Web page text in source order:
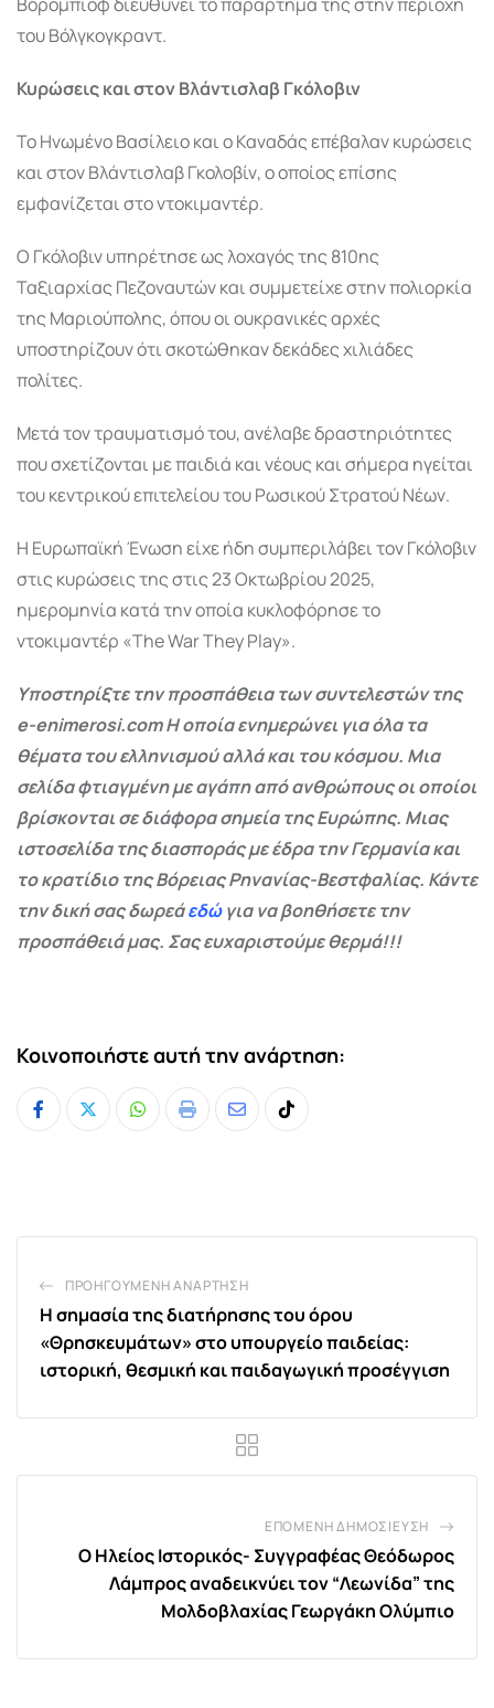
του Βόλγκογκραντ.
Κυρώσεις και στον Βλάντισλαβ Γκόλοβιν
Το Ηνωμένο Βασίλειο και ο Καναδάς επέβαλαν κυρώσεις
και στονΒλάντισλαβ Γκολοβίν, ο οποίος επίσης
εμφανίζεται στο ντοκιμαντέρ.
Ο Γκόλοβιν υπηρέτησε ως λοχαγός της 810ης
Ταξιαρχίας Πεζοναυτών και συμμετείχε στην πολιορκία
της Μαριούπολης, όπου οι ουκρανικές αρχές
υποστηρίζουν ότι σκοτώθηκαν δεκάδες χιλιάδες
πολίτες.
Μετά τον τραυματισμό του, ανέλαβε δραστηριότητες
που σχετίζονται με παιδιά και νέους και σήμερα ηγείται
του κεντρικού επιτελείου του Ρωσικού Στρατού Νέων.
Η Ευρωπαϊκή Ένωση είχε ήδη συμπεριλάβει τον Γκόλοβιν
στις κυρώσεις της στις 23 Οκτωβρίου 2025,
ημερομηνία κατά την οποία κυκλοφόρησε το
ντοκιμαντέρ «The War They Play».
Υποστηρίξτε την προσπάθεια των συντελεστών της
e-enimerosi.com Η οποία ενημερώνει για όλα τα
θέματα του ελληνισμού αλλά και του κόσμου. Μια
σελίδα φτιαγμένη με αγάπη από ανθρώπους οι οποίοι
βρίσκονται σε διάφορα σημεία της Ευρώπης. Μιας
ιστοσελίδα της διασποράς με έδρα την Γερμανία και
το κρατίδιο της Βόρειας Ρηνανίας-Βεστφαλίας. Κάντε
την δική σας δωρεάεδώγια να βοηθήσετε την
προσπάθειά μας. Σας ευχαριστούμε θερμά!!!
Κοινοποιήστε αυτή την ανάρτηση:
Whatsapp
Print
ShareTiktok
ΠΡΟΗΓΟΎΜΕΝΗ ΑΝΆΡΤΗΣΗ
Η σημασία της διατήρησης του όρου
«Θρησκευμάτων» στο υπουργείο παιδείας:
ιστορική, θεσμική και παιδαγωγική προσέγγιση
ΕΠΌΜΕΝΗ ΔΗΜΟΣΊΕΥΣΗ
O Ηλείος Ιστορικός- Συγγραφέας Θεόδωρος
Λάμπρος αναδεικνύει τον “Λεωνίδα” της
Μολδοβλαχίας Γεωργάκη Ολύμπιο